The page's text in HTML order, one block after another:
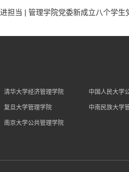
担当 | 管理学院党委新成立八个学生
清华大学经济管理学院 中国人民大学
复旦大学管理学院 中南民族大学
南京大学公共管理学院